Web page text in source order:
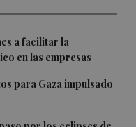
a facilitar la
en las empresas
para Gaza impulsado